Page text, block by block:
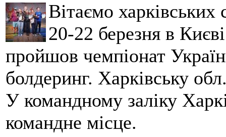
Вітаємо
20-22 березня в
пройшов чемпіонат
болдеринг. Харківську
У командному заліку
командне місце.